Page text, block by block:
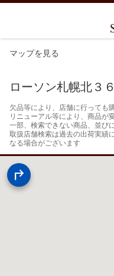
マップを見る
ローソン札幌北３
欠品等により、店舗に行っても
リニューアル等により、商品が
一部、検索できない商品、並び
取扱店舗検索は過去の出荷実績
なる場合がございます